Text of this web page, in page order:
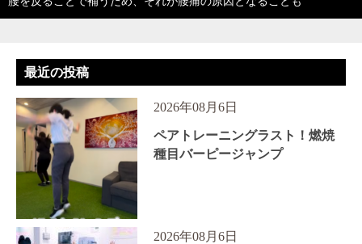
最近の投稿
2026年08月6日
ペアトレーニングラスト！燃焼
種目バーピージャンプ
2026年08月6日